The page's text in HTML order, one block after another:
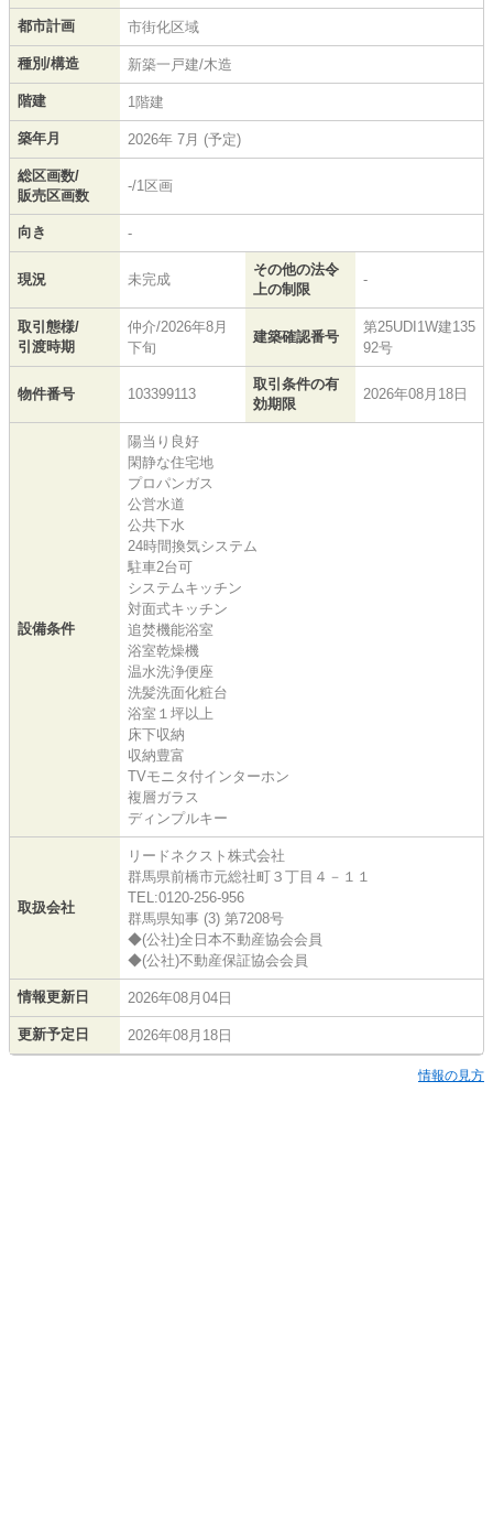
都市計画 市街化区域
種別/構造 新築一戸建/木造
階建 1階建
築年月 2026年 7月 (予定)
総区画数/
販売区画数
-/1区画
向き -
現況 未完成
その他の法令
上の制限
-
取引態様/
引渡時期
仲介/2026年8月
下旬
建築確認番号
第25UDI1W建135
92号
物件番号 103399113
取引条件の有
効期限
2026年08月18日
設備条件
陽当り良好
閑静な住宅地
プロパンガス
公営水道
公共下水
24時間換気システム
駐車2台可
システムキッチン
対面式キッチン
追焚機能浴室
浴室乾燥機
温水洗浄便座
洗髪洗面化粧台
浴室１坪以上
床下収納
収納豊富
TVモニタ付インターホン
複層ガラス
ディンプルキー
取扱会社
リードネクスト株式会社
群馬県前橋市元総社町３丁目４－１１
TEL:0120-256-956
群馬県知事 (3) 第7208号
◆(公社)全日本不動産協会会員
◆(公社)不動産保証協会会員
情報更新日 2026年08月04日
更新予定日 2026年08月18日
情報の見方